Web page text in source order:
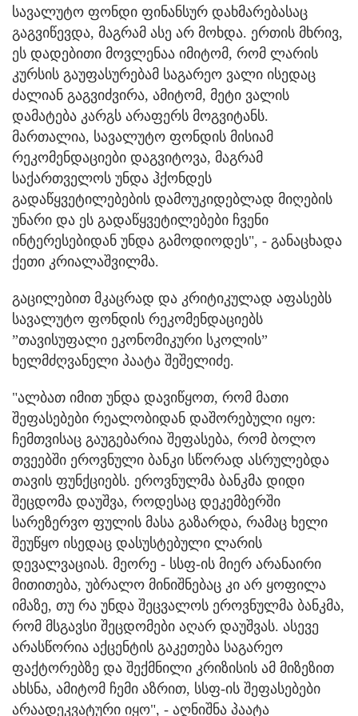
სავალუტო ფონდი ფინანსურ დახმარებასაც
გაგვიწევდა, მაგრამ ასე არ მოხდა. ერთის მხრივ,
ეს დადებითი მოვლენაა იმიტომ, რომ ლარის
კურსის გაუფასურებამ საგარეო ვალი ისედაც
ძალიან გაგვიძვირა, ამიტომ, მეტი ვალის
დამატება კარგს არაფერს მოგვიტანს.
მართალია, სავალუტო ფონდის მისიამ
რეკომენდაციები დაგვიტოვა, მაგრამ
საქართველოს უნდა ჰქონდეს
გადაწყვეტილებების დამოუკიდებლად მიღების
უნარი და ეს გადაწყვეტილებები ჩვენი
ინტერესებიდან უნდა გამოდიოდეს", - განაცხადა
ქეთი კრიალაშვილმა.
გაცილებით მკაცრად და კრიტიკულად აფასებს
სავალუტო ფონდის რეკომენდაციებს
”თავისუფალი ეკონომიკური სკოლის”
ხელმძღვანელი პაატა შეშელიძე.
"ალბათ იმით უნდა დავიწყოთ, რომ მათი
შეფასებები რეალობიდან დაშორებული იყო:
ჩემთვისაც გაუგებარია შეფასება, რომ ბოლო
თვეებში ეროვნული ბანკი სწორად ასრულებდა
თავის ფუნქციებს. ეროვნულმა ბანკმა დიდი
შეცდომა დაუშვა, როდესაც დეკემბერში
სარეზერვო ფულის მასა გაზარდა, რამაც ხელი
შეუწყო ისედაც დასუსტებული ლარის
დევალვაციას. მეორე - სსფ-ის მიერ არანაირი
მითითება, უბრალო მინიშნებაც კი არ ყოფილა
იმაზე, თუ რა უნდა შეცვალოს ეროვნულმა ბანკმა,
რომ მსგავსი შეცდომები აღარ დაუშვას. ასევე
არასწორია აქცენტის გაკეთება საგარეო
ფაქტორებზე და შექმნილი კრიზისის ამ მიზეზით
ახსნა, ამიტომ ჩემი აზრით, სსფ-ის შეფასებები
არაადეკვატური იყო", - აღნიშნა პაატა